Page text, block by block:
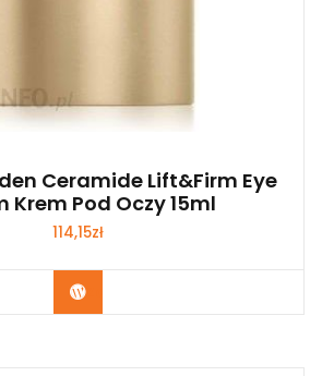
Ceramide Lift&Firm Eye
Krem Pod Oczy 15ml
114,15zł
Zobacz